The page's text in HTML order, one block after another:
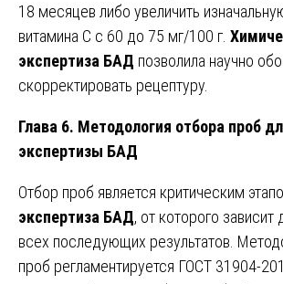
18 месяцев либо увеличить
витамина C с 60 до 75 мг/100 г.
экспертиза БАД позволила научно
скорректировать рецептуру.
Глава 6. Методология отбора проб
экспертизы БАД
Отбор проб является критическим
экспертиза БАД, от которого зависит
всех последующих результатов.
проб регламентируется ГОСТ 31904-